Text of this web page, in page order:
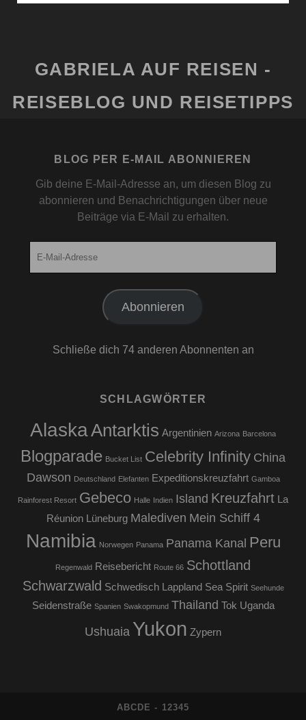
GABRIELA AUF REISEN -
REISEBLOG UND REISETIPPS
BLOG PER E-MAIL ABONNIEREN
Gib deine E-Mail-Adresse an, um diesen Blog zu
abonnieren und Benachrichtigungen über neue
Beiträge via E-Mail zu erhalten.
Abonnieren
Schließe dich 74 anderen Abonnenten an
SCHLAGWÖRTER
AlaskaAntarktis Argentinien Arizona Barcelona
Blogparade Bucket List Celebrity Infinity China
Dawson Deutschland Elefanten Expeditionskreuzfahrt Gamboa
Rainforest Resort Gebeco Halle Indien Island Kreuzfahrt
La
Réunion
Lüneburg Malediven Mein Schiff 4
Namibia Norwegen Panama Panama Kanal Peru
Regenwald Reisebericht Route 66 Schottland
Schwarzwald Schwedisch Lappland Sea Spirit Seehunde
Seidenstraße Spanien Swakopmund Thailand Tok Uganda
Ushuaia Yukon Zypern
ABCDE - 12345